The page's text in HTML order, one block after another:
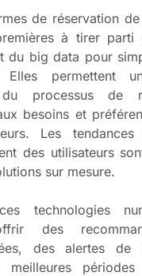
de réservation
à tirer parti
du big data pour
Elles permettent
processus de
besoins et
Les
des utilisateurs
sur mesure.
technologies
des
des alertes
meilleures